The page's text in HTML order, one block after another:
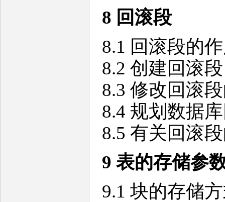
8 回滚段
8.1 回滚段的
8.2 创建回滚段
8.3 修改回滚
8.4 规划数据
8.5 有关回滚
9 表的存储参
9.1 块的存储